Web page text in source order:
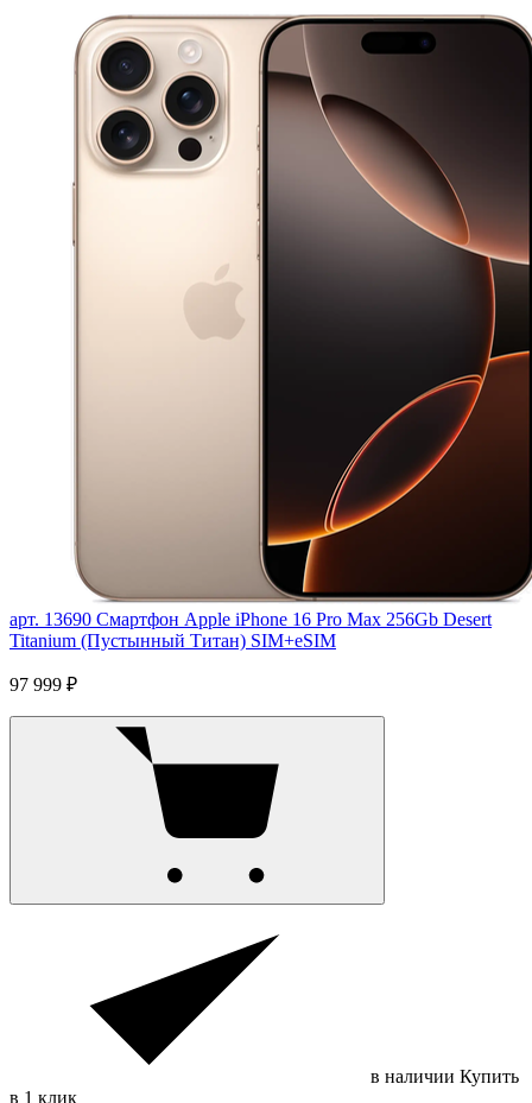
арт. 13690 Смартфон Apple iPhone 16 Pro Max 256Gb Desert
Titanium (Пустынный Титан) SIM+eSIM
97 999 ₽
в наличии Купить
в 1 клик